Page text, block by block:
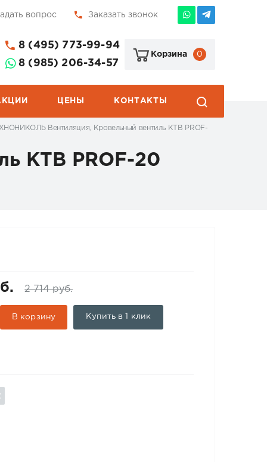
вопрос Заказать звонок
8 (495) 773-99-94
8 (985) 206-34-57
Корзина 0
ЦЕНЫ КОНТАКТЫ
Вентиляция, Кровельный вентиль КТВ PROF-
КТВ PROF-20
2 714 руб.
В корзину Купить в 1 клик